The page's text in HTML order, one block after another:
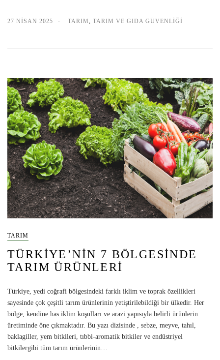
27 NISAN 2025 TARIM, TARIM VE GIDA GÜVENLIĞI
TARIM
TÜRKIYE’NIN 7 BÖLGESINDE
TARIM ÜRÜNLERI
Türkiye, yedi coğrafi bölgesindeki farklı iklim ve toprak özellikleri
sayesinde çok çeşitli tarım ürünlerinin yetiştirilebildiği bir ülkedir. Her
bölge, kendine has iklim koşulları ve arazi yapısıyla belirli ürünlerin
üretiminde öne çıkmaktadır. Bu yazı dizisinde , sebze, meyve, tahıl,
baklagiller, yem bitkileri, tıbbi-aromatik bitkiler ve endüstriyel
bitkilergibi tüm tarım ürünlerinin…